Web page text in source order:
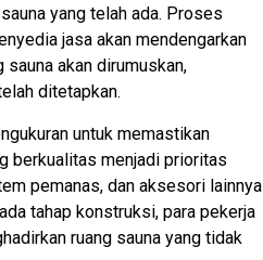
yang telah ada. Proses
jasa akan mendengarkan
akan dirumuskan,
ditetapkan.
untuk memastikan
berkualitas menjadi prioritas
pemanas, dan aksesori lainnya
tahap konstruksi, para pekerja
ruang sauna yang tidak